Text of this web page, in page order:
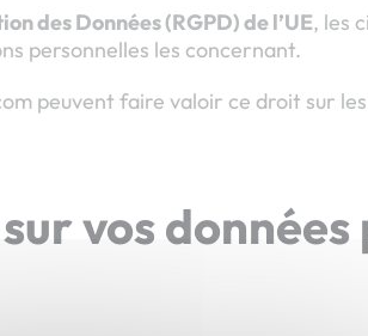
des Données (RGPD) de l’UE, les
personnelles les concernant.
peuvent faire valoir ce droit sur
vos